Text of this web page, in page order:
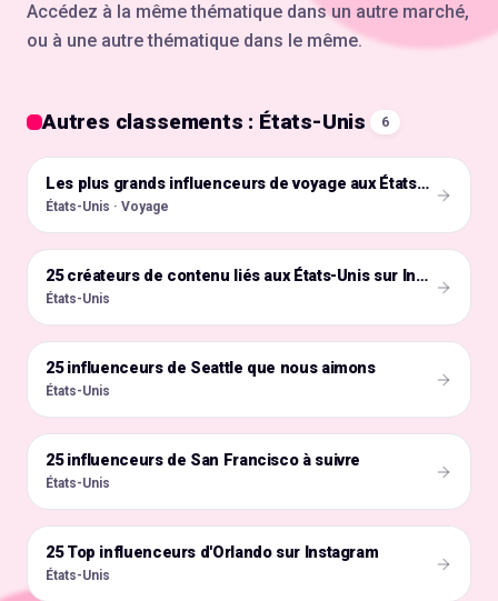
Accédez à la même thématique dans un autre marché,
ou à une autre thématique dans le même.
Autres classements : États-Unis 6
🇺🇸 Les plus grands influenceurs de voyage aux États-Unis
États-Unis · Voyage
🇺🇸 25 créateurs de contenu liés aux États-Unis sur Instagram
États-Unis
🇺🇸
25 influenceurs de Seattle que nous aimons
États-Unis
🇺🇸
25 influenceurs de San Francisco à suivre
États-Unis
🇺🇸
25 Top influenceurs d'Orlando sur Instagram
États-Unis